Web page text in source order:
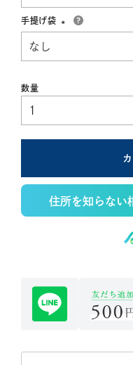
手提げ袋
住所を知らない